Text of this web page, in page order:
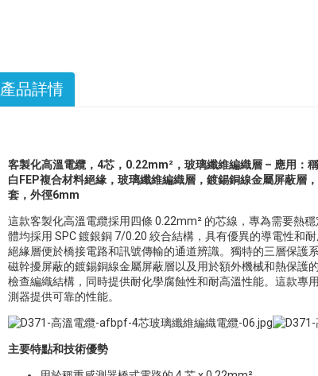
產品詳情
客製化高溫電纜，4芯，0.22mm²，玻璃纖維編織層 – 應用：
白FEP複合材料絕緣，玻璃纖維編織層，鍍錫銅線金屬屏蔽層
套，外徑6mm
這款客製化高溫電纜採用四條 0.22mm² 的芯線，專為需要熱
體均採用 SPC 鍍銀銅 7/0.20 絞合結構，具有優異的導電性和
絕緣層便於橋接電路和訊號傳輸的通道辨識。獨特的三層保護
磁幹擾屏蔽的鍍錫銅線金屬屏蔽層以及用於額外機械和熱保護
檢查編織結構，同時提供耐化學腐蝕性和耐高溫性能。這款專
測器提供可靠的性能。
主要特點和技術優勢